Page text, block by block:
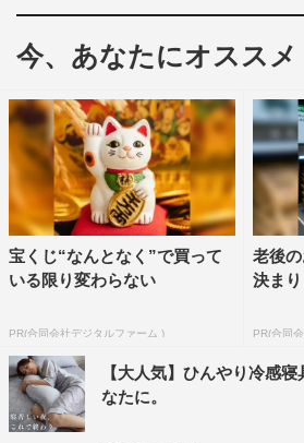
ことが多く、とても勉強になりまし
った。
描いた『パパとなっちゃんのお弁当
マの第2弾が配信中。第1弾「なっ
続く第2弾「続なっちゃんの恋 数撃
17日（金）公開の「続・続なっち
編」へと続く3部作となっている。
なっちゃんと仲間たちとの、パパに
クな人柄が、恋話を通して鮮明に見
なっちゃんの夏目先輩への純粋で一
今、あなたにオススメ
宝くじ“なんとなく”で買って
いる限り変わらない
PR(合同会社デジタルファーム )
老後
決ま
PR(合同
【大人気】ひんやり冷感
なたに。